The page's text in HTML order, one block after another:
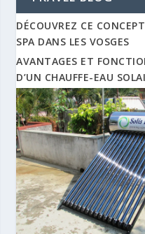
DÉCOUVREZ CE
SPA DANS LES VOSGES
AVANTAGES ET
D’UN CHAUFFE-EAU